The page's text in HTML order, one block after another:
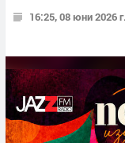
16:25, 08 юни 2026 г.